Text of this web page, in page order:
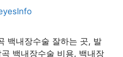
백내장수술 잘하는 곳, 발
백내장수술 비용, 백내장